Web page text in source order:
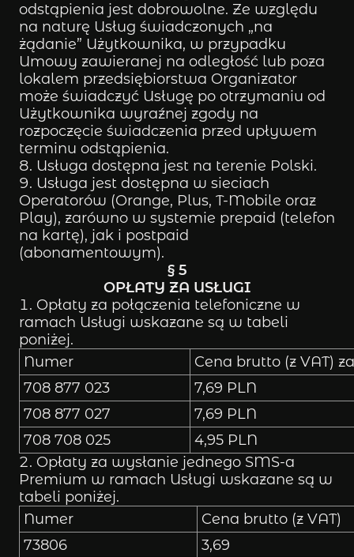
odstąpienia jest dobrowolne. Ze względu
na naturę Usług świadczonych „na
żądanie” Użytkownika, w przypadku
Umowy zawieranej na odległość lub poza
lokalem przedsiębiorstwa Organizator
może świadczyć Usługę po otrzymaniu od
Użytkownika wyraźnej zgody na
rozpoczęcie świadczenia przed upływem
terminu odstąpienia.
Usługa dostępna jest na terenie Polski.
Usługa jest dostępna w sieciach
Operatorów (Orange, Plus, T-Mobile oraz
Play), zarówno w systemie prepaid (telefon
na kartę), jak i postpaid
(abonamentowym).
§ 5
OPŁATY ZA USŁUGI
Opłaty za połączenia telefoniczne w
ramach Usługi wskazane są w tabeli
poniżej.
Numer
Cena brutto (z VAT)
708 877 023
7,69 PLN
708 877 027
7,69 PLN
708 708 025
4,95 PLN
Opłaty za wysłanie jednego SMS-a
Premium w ramach Usługi wskazane są w
tabeli poniżej.
Numer
Cena brutto (z VAT)
73806
3,69